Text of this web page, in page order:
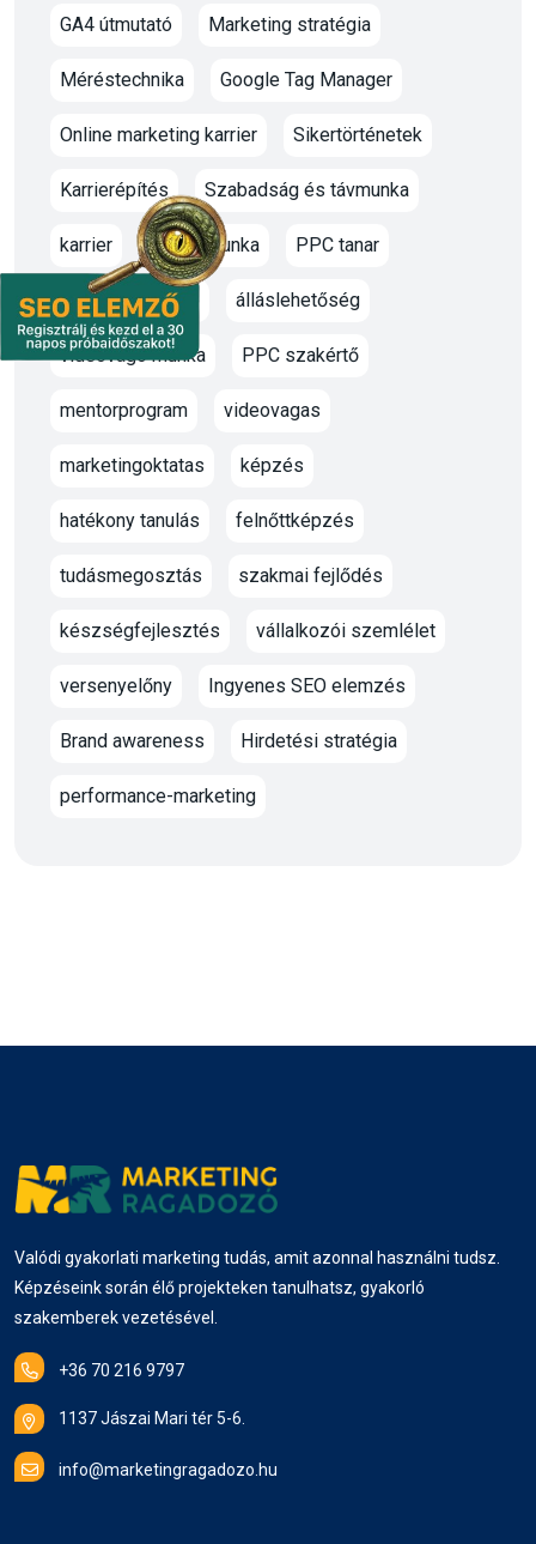
GA4 útmutató Marketing stratégia
Méréstechnika Google Tag Manager
Online marketing karrier Sikertörténetek
Karrierépítés Szabadság és távmunka
karrier oktato munka PPC tanar
marketing oktató álláslehetőség
videóvágó munka PPC szakértő
mentorprogram videovagas
marketingoktatas képzés
hatékony tanulás felnőttképzés
tudásmegosztás szakmai fejlődés
készségfejlesztés vállalkozói szemlélet
versenyelőny Ingyenes SEO elemzés
Brand awareness Hirdetési stratégia
performance-marketing
Valódi gyakorlati marketing tudás, amit azonnal használni tudsz.
Képzéseink során élő projekteken tanulhatsz, gyakorló
szakemberek vezetésével.
+36 70 216 9797
1137 Jászai Mari tér 5-6.
info@marketingragadozo.hu